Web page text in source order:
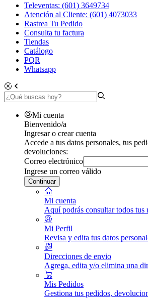
Televentas: (601) 3649734
Atención al Cliente: (601) 4073033
Rastrea Tu Pedido
Consulta tu factura
Tiendas
Catálogo
PQR
Whatsapp
Mi cuenta
Bienvenido/a
Ingresar o crear cuenta
Accede a tus datos personales, tus
devoluciones:
Correo electrónico
Ingrese un correo válido
Continuar
Mi cuenta
Aquí podrás consultar todos tus
Mi Perfil
Revisa y edita tus datos
Direcciones de envio
Agrega, edita y/o elimina una
Mis Pedidos
Gestiona tus pedidos,